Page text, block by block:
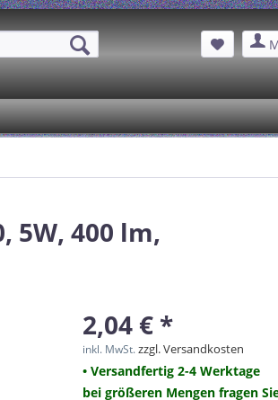
5W, 400 lm,
2,04 € *
inkl. MwSt.zzgl. Versandkosten
• Versandfertig 2-4 Werktage
bei größeren Mengen fragen